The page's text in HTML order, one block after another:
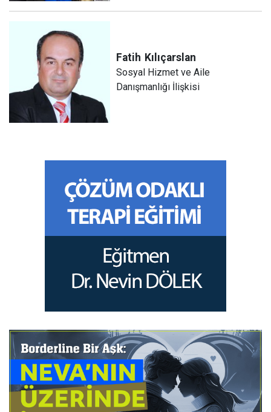
Fatih Kılıçarslan
Sosyal Hizmet ve Aile
Danışmanlığı İlişkisi